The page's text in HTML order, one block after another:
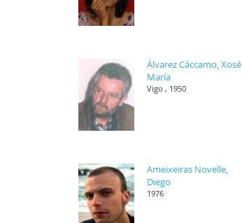
Álvarez Cáccamo, Xosé
María
Vigo , 1950
Ameixeiras Novelle,
Diego
1976